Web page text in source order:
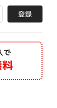
登録
で
料